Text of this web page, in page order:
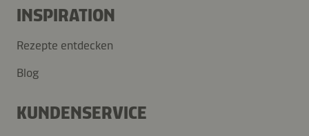
INSPIRATION
Rezepte entdecken
Blog
KUNDENSERVICE